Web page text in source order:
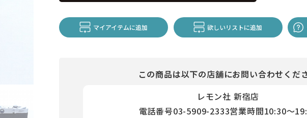
マイアイテムに追加 欲しいリストに追加
この商品は以下の店舗にお問い合わせくだ
レモン社 新宿店
電話番号03-5909-2333営業時間10:30～